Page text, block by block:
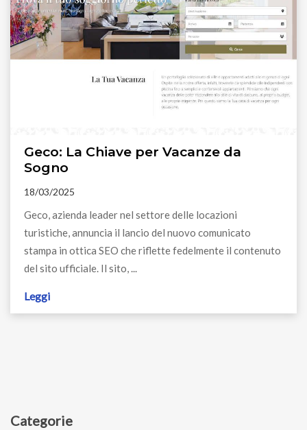
Geco: La Chiave per Vacanze da
Sogno
18/03/2025
Geco, azienda leader nel settore delle locazioni
turistiche, annuncia il lancio del nuovo comunicato
stampa in ottica SEO che riflette fedelmente il contenuto
del sito ufficiale. Il sito, ...
Leggi
Categorie